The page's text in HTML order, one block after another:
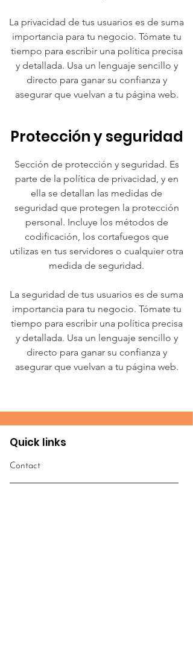
La privacidad de tus usuarios es de suma
importancia para tu negocio. Tómate tu
tiempo para escribir una política precisa
y detallada. Usa un lenguaje sencillo y
directo para ganar su confianza y
asegurar que vuelvan a tu página web.
Protección y seguridad
Sección de protección y seguridad. Es
parte de la política de privacidad, y en
ella se detallan las medidas de
seguridad que protegen la protección
personal. Incluye los métodos de
codificación, los cortafuegos que
utilizas en tus servidores o cualquier otra
medida de seguridad.
La seguridad de tus usuarios es de suma
importancia para tu negocio. Tómate tu
tiempo para escribir una política precisa
y detallada. Usa un lenguaje sencillo y
directo para ganar su confianza y
asegurar que vuelvan a tu página web.
Quick links
Contact